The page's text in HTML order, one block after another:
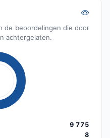
de beoordelingen die door
achtergelaten.
9 775
8